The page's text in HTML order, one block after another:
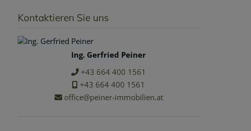
Kontaktieren Sie uns
Ing. Gerfried Peiner
+43 664 400 1561
+43 664 400 1561
office@peiner-immobilien.at